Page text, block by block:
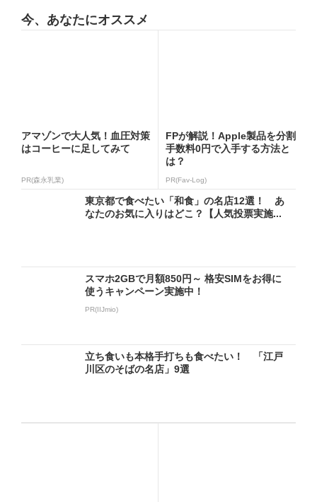
今、あなたにオススメ
アマゾンで大人気！血圧対策
はコーヒーに足してみて
PR(森永乳業)
FPが解説！Apple製品を分割
手数料0円で入手する方法と
は？
PR(Fav-Log)
東京都で食べたい「和食」の名店12選！ あ
なたのお気に入りはどこ？【人気投票実施...
スマホ2GBで月額850円～ 格安SIMをお得に
使うキャンペーン実施中！
PR(IIJmio)
立ち食いも本格手打ちも食べたい！ 「江戸
川区のそばの名店」9選